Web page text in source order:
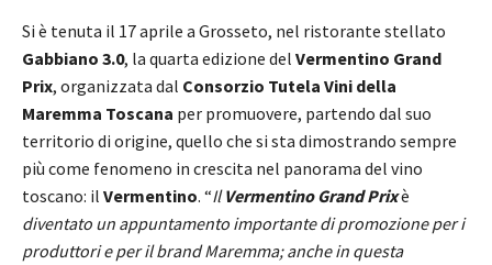
Si è tenuta il 17 aprile a Grosseto, nel ristorante stellato
Gabbiano 3.0, la quarta edizione del Vermentino Grand
Prix, organizzata dal Consorzio Tutela Vini della
Maremma Toscana per promuovere, partendo dal suo
territorio di origine, quello che si sta dimostrando sempre
più come fenomeno in crescita nel panorama del vino
toscano: il Vermentino. “IlVermentino Grand Prixè
diventato un appuntamento importante di promozione per i
produttori e per il brand Maremma; anche in questa